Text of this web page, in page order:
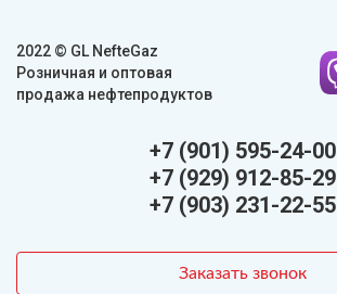
2022 © GL NefteGaz
Розничная и оптовая
продажа нефтепродуктов
+7 (901) 595-24-00
+7 (929) 912-85-29
+7 (903) 231-22-55
Заказать звонок